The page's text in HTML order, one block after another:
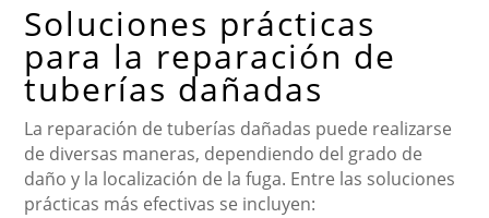
Soluciones prácticas
para la reparación de
tuberías dañadas
La reparación de tuberías dañadas puede realizarse
de diversas maneras, dependiendo del grado de
daño y la localización de la fuga. Entre las soluciones
prácticas más efectivas se incluyen: